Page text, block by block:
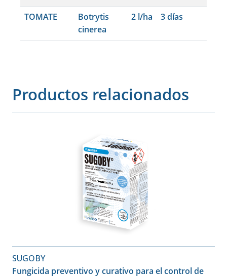
TOMATE
Botrytis
cinerea
2 l/ha 3 días
Productos relacionados
SUGOBY
Fungicida preventivo y curativo para el control de